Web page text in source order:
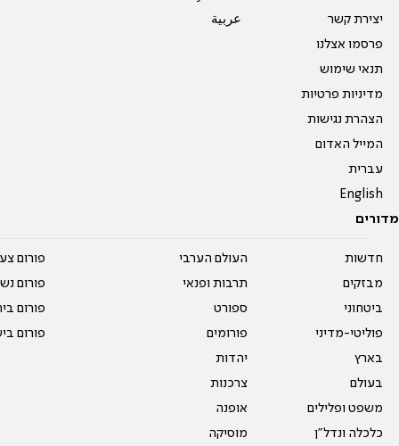
יצירת קשר
פרסמו אצלנו
תנאי שימוש
מדיניות פרטיות
הצהרת נגישות
המייל האדום
עברית
English
عربية
מדורים
חדשות
מבזקים
ביטחוני
פוליטי-מדיני
בארץ
בעולם
משפט ופלילים
כלכלה ונדל"ן
העולם הערבי
תרבות ופנאי
ספורט
פורומים
יהדות
צרכנות
אופנה
מוסיקה
פורום
פורום
פורום
פורום